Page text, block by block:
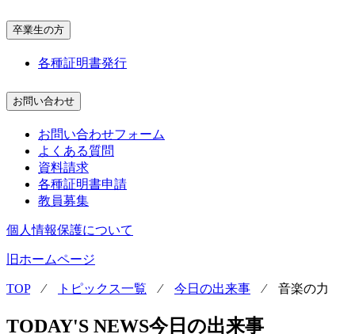
卒業生の方
各種証明書発行
お問い合わせ
お問い合わせフォーム
よくある質問
資料請求
各種証明書申請
教員募集
個人情報保護について
旧ホームページ
TOP⁄ トピックス一覧 ⁄ 今日の出来事 ⁄ 音楽の力
TODAY'S NEWS今日の出来事